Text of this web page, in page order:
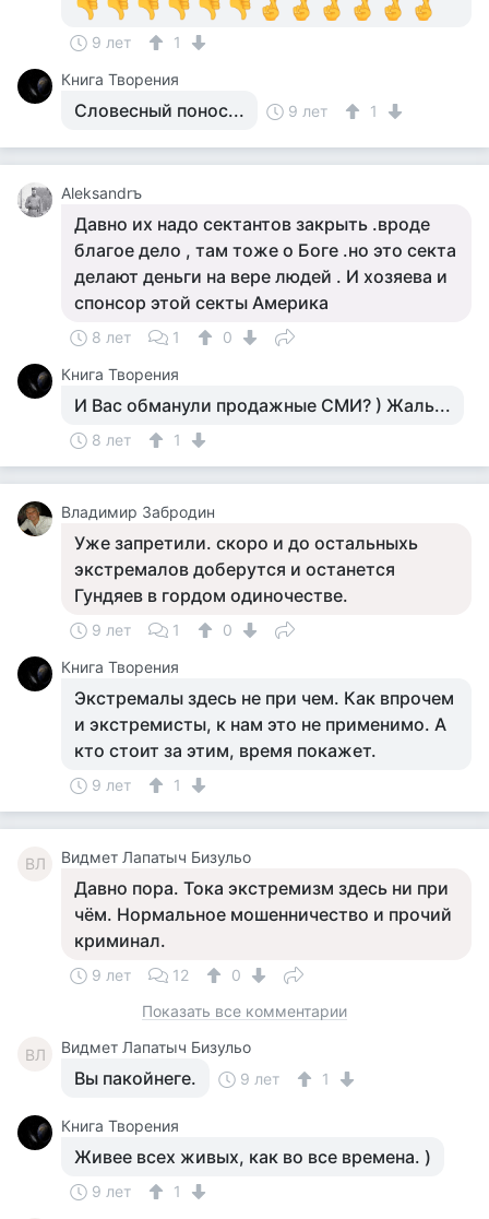
9 лет
1
Книга Творения
Словесный понос... 9 лет 1
Aleksandrъ
Давно их надо сектантов закрыть .вроде
благое дело , там тоже о Боге .но это секта
делают деньги на вере людей . И хозяева и
спонсор этой секты Америка
8 лет 1
0
Книга Творения
И Вас обманули продажные СМИ? ) Жаль...
8 лет 1
Владимир Забродин
Уже запретили. скоро и до остальныхь
экстремалов доберутся и останется
Гундяев в гордом одиночестве.
9 лет 1
0
Книга Творения
Экстремалы здесь не при чем. Как впрочем
и экстремисты, к нам это не применимо. А
кто стоит за этим, время покажет.
9 лет 1
ВЛ Видмет Лапатыч Бизульо
Давно пора. Тока экстремизм здесь ни при
чём. Нормальное мошенничество и прочий
криминал.
9 лет 12
0
Показать все комментарии
ВЛ Видмет Лапатыч Бизульо
Вы пакойнеге. 9 лет 1
Книга Творения
Живее всех живых, как во все времена. )
9 лет 1